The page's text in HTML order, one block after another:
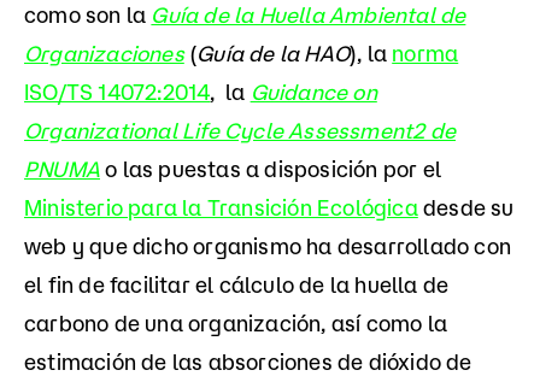
como son la Guía de la Huella Ambiental de
Organizaciones(Guía de la HAO), la norma
ISO/TS 14072:2014, la Guidance on
Organizational Life Cycle Assessment2 de
PNUMAo las puestas a disposición por el
Ministerio para la Transición Ecológica desde su
web y que dicho organismo ha desarrollado con
el fin de facilitar el cálculo de la huella de
carbono de una organización, así como la
estimación de las absorciones de dióxido de